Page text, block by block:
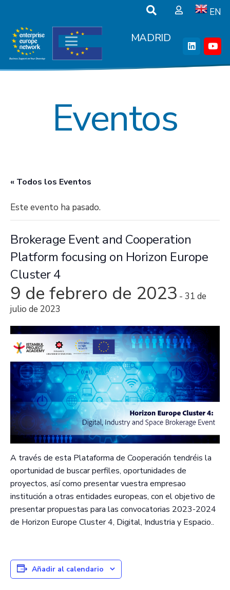
EN
MADRID
Eventos
« Todos los Eventos
Este evento ha pasado.
Brokerage Event and Cooperation
Platform focusing on Horizon Europe
Cluster 4
9 de febrero de 2023 - 31 de
julio de 2023
A través de esta Plataforma de Cooperación tendréis la
oportunidad de buscar perfiles, oportunidades de
proyectos, así como presentar vuestra empresao
institución a otras entidades europeas, con el objetivo de
presentar propuestas para las convocatorias 2023-2024
de Horizon Europe Cluster 4, Digital, Industria y Espacio..
Añadir al calendario